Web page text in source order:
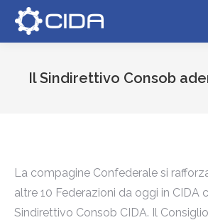
Il Sindirettivo Consob
La compagine Confederale si
altre 10 Federazioni da oggi in CIDA
Sindirettivo Consob CIDA. Il